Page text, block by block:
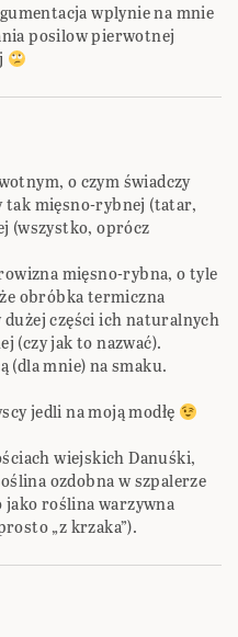
wplynie na mnie
posilow pierwotnej
o czym świadczy
tak mięsno-rybnej (tatar,
(wszystko, oprócz
mięsno-rybna, o tyle
obróbka termiczna
dużej części ich naturalnych
(czy jak to nazwać).
(dla mnie) na smaku.
jedli na moją modłę
wiejskich Danuśki,
ozdobna w szpalerze
roślina warzywna
„z krzaka”).